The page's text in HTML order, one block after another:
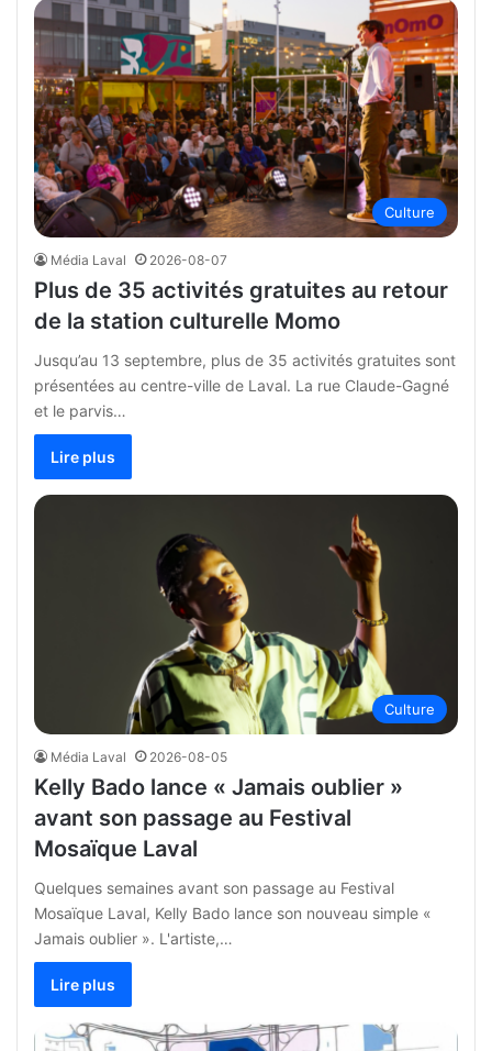
Culture
Média Laval 2026-08-07
Plus de 35 activités gratuites au retour
de la station culturelle Momo
Jusqu’au 13 septembre, plus de 35 activités gratuites sont
présentées au centre-ville de Laval. La rue Claude-Gagné
et le parvis…
Lire plus
Culture
Média Laval 2026-08-05
Kelly Bado lance « Jamais oublier »
avant son passage au Festival
Mosaïque Laval
Quelques semaines avant son passage au Festival
Mosaïque Laval, Kelly Bado lance son nouveau simple «
Jamais oublier ». L'artiste,…
Lire plus